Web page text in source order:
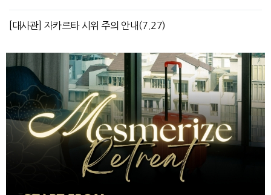
[대사관] 자카르타 시위 주의 안내(7.27)